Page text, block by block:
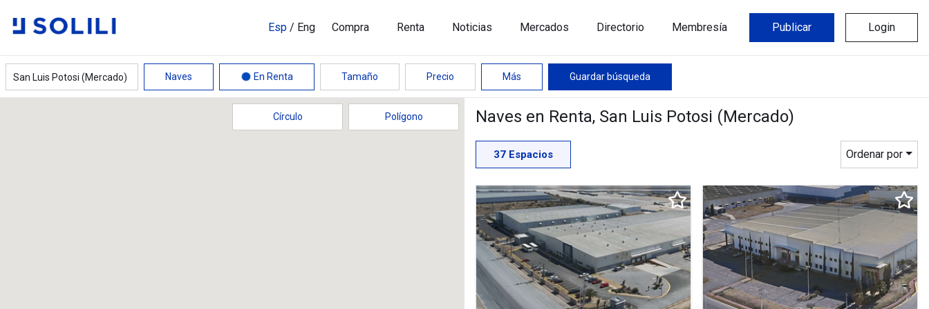
Esp / Eng Compra Renta Noticias Mercados Directorio Membresía Publicar Login
Naves En Renta Tamaño Precio Más Guardar búsqueda
Círculo Polígono Naves en Renta, San Luis Potosi (Mercado)
37 Espacios Ordenar por